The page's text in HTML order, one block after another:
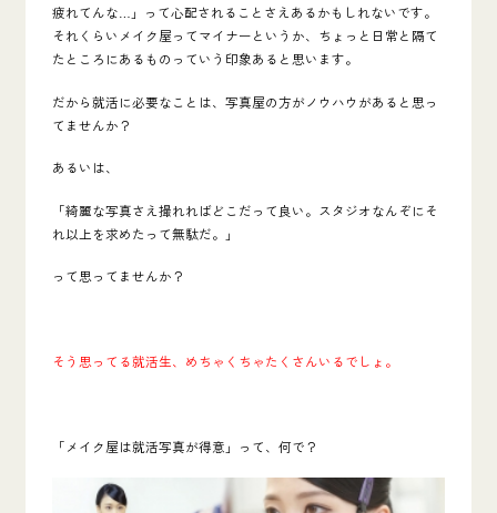
疲れてんな…」って心配されることさえあるかもしれないです。
それくらいメイク屋ってマイナーというか、ちょっと日常と隔て
たところにあるものっていう印象あると思います。
だから就活に必要なことは、写真屋の方がノウハウがあると思っ
てませんか？
あるいは、
「綺麗な写真さえ撮れればどこだって良い。スタジオなんぞにそ
れ以上を求めたって無駄だ。」
って思ってませんか？
そう思ってる就活生、めちゃくちゃたくさんいるでしょ。
「メイク屋は就活写真が得意」って、何で？